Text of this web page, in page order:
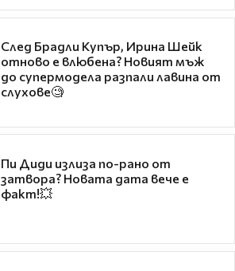
След Брадли Купър, Ирина Шейк
отново е влюбена? Новият мъж
до супермодела разпали лавина от
слухове🧐
Пи Диди излиза по-рано от
затвора? Новата дата вече е
факт!💥